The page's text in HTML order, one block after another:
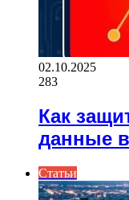
02.10.2025
283
Как
данные
Статьи